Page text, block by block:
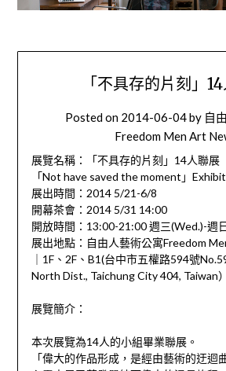
「不具存的片刻」
Posted on 2014-06-04by 自
Freedom Men Art
展覽名稱：「不具存的片刻」14人聯展
「Not have saved the moment」
展出時間：2014 5/21-6/8
開幕茶會：2014 5/31 14:00
開放時間：13:00-21:00 週三(Wed.)-週
展出地點：自由人藝術公寓Freedom
｜1F、2F、B1(台中市五權路594號
North Dist., Taichung City 404, Taiwan）
展覽簡介：
本次展覽為14人的小組畢業聯展。
「偉大的作品形成，是經由藝術的迂迴